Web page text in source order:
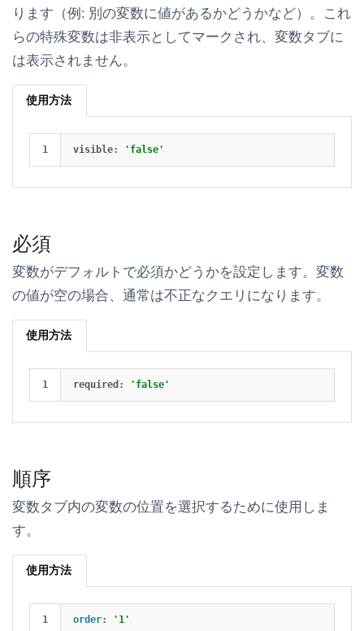
ります（例: 別の変数に値があるかどうかなど）。これ
らの特殊変数は非表示としてマークされ、 変数タブに
は表示されません。
使用方法
visible: 'false'
必須
変数がデフォルトで必須かどうかを設定します。変数
の値が空の場合、通常は不正なクエリになります。
使用方法
required : 'false'
順序
変数タブ内の変数の位置を選択するために使用しま
す。
使用方法
order: '1'